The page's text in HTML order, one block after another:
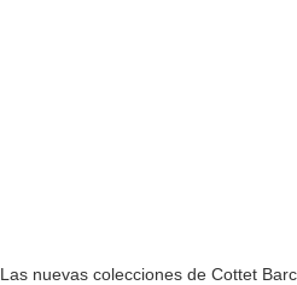
Las nuevas colecciones de Cottet